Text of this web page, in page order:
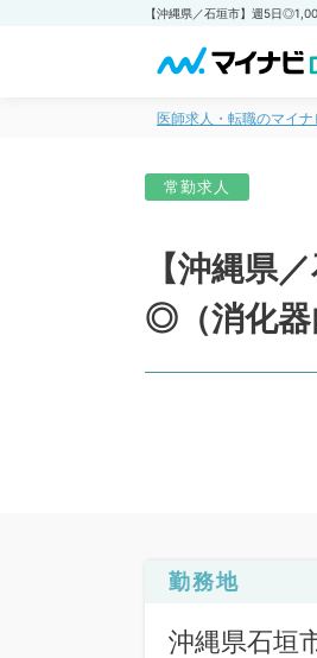
医師求人・転職のマイナ
常勤求人
【沖縄県
◎（消化器
勤務地
沖縄県石垣